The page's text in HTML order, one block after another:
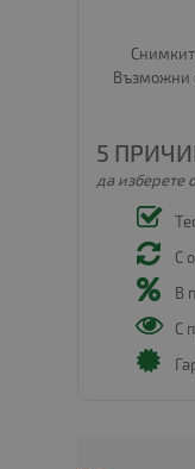
Възможни
5
да изберете
С
В
С